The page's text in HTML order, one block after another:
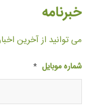
خبرنامه
می توانید از آخرین
شماره موبایل *